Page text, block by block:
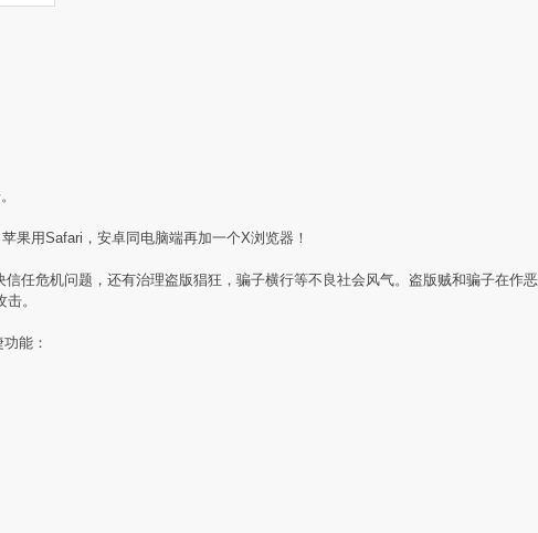
果用Safari，安卓同电脑端再加一个X浏览器！
任危机问题，还有治理盗版猖狂，骗子横行等不良社会风气。盗版贼和骗子在作恶
。
能：